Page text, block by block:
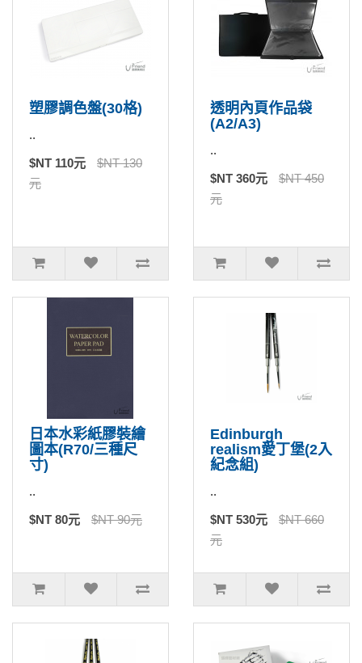
塑膠調色盤(30格)
..
$NT 110元
$NT 130
元
透明內頁作品袋
(A2/A3)
..
$NT 360元
$NT 450
元
日本水彩紙膠裝繪
圖本(R70/三種尺
寸)
..
$NT 80元 $NT 90元
Edinburgh
realism愛丁堡(2入
紀念組)
..
$NT 530元
$NT 660
元